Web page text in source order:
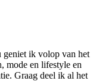
geniet ik volop van het
mode en lifestyle en
Graag deel ik al het